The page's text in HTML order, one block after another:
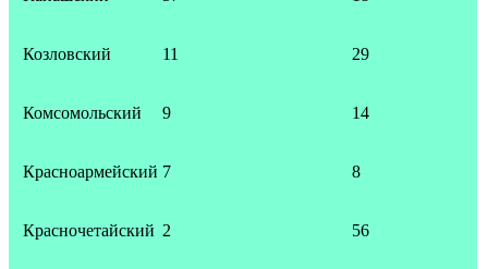
Козловский 11 29
Комсомольский 9 14
Красноармейский 7 8
Красночетайский 2 56